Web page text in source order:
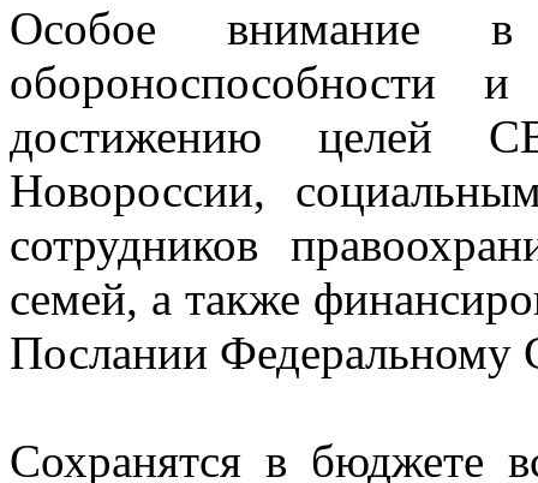
Особое внимание
обороноспособности
достижению целей
Новороссии,
сотрудников
семей, а также
Послании
Сохранятся в бюджете